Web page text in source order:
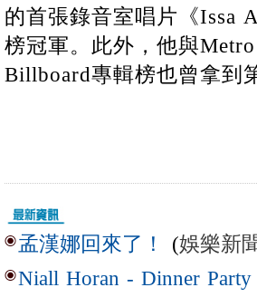
的首張錄音室唱片《Issa
榜冠軍。此外，他與
Billboard專輯榜也曾拿到
孟漢娜回來了！ (娛樂新
Niall Horan - Dinner Party